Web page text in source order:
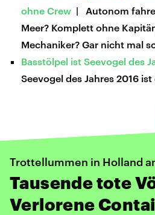
ohne Crew | Autonom
Meer? Komplett ohne
Mechaniker? Gar nicht mal
Basstölpel ist Seevogel des
Seevogel des Jahres 2016
Trottellummen in Holland
Tausende tote
Verlorene